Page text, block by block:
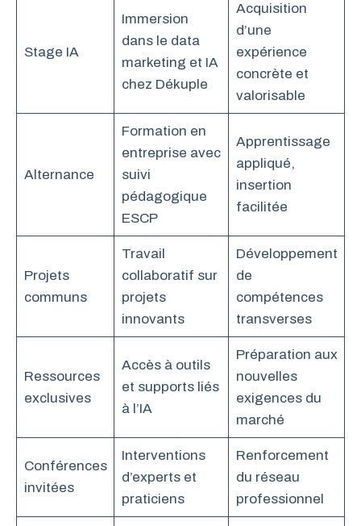
Stage IA
Immersion
dans le data
marketing et IA
chez Dékuple
Acquisition
d’une
expérience
concrète et
valorisable
Alternance
Formation en
entreprise avec
suivi
pédagogique
ESCP
Apprentissage
appliqué,
insertion
facilitée
Projets
communs
Travail
collaboratif sur
projets
innovants
Développement
de
compétences
transverses
Ressources
exclusives
Accès à outils
et supports liés
à l’IA
Préparation aux
nouvelles
exigences du
marché
Conférences
invitées
Interventions
d’experts et
praticiens
Renforcement
du réseau
professionnel